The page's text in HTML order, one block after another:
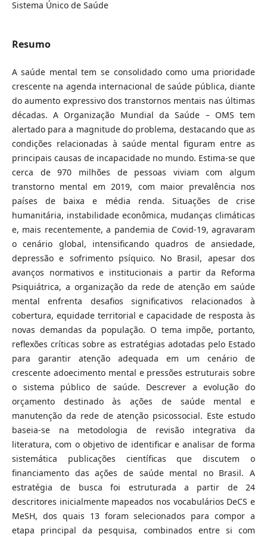
Sistema Único de Saúde
Resumo
A saúde mental tem se consolidado como uma prioridade
crescente na agenda internacional de saúde pública, diante
do aumento expressivo dos transtornos mentais nas últimas
décadas. A Organização Mundial da Saúde – OMS tem
alertado para a magnitude do problema, destacando que as
condições relacionadas à saúde mental figuram entre as
principais causas de incapacidade no mundo. Estima-se que
cerca de 970 milhões de pessoas viviam com algum
transtorno mental em 2019, com maior prevalência nos
países de baixa e média renda. Situações de crise
humanitária, instabilidade econômica, mudanças climáticas
e, mais recentemente, a pandemia de Covid-19, agravaram
o cenário global, intensificando quadros de ansiedade,
depressão e sofrimento psíquico. No Brasil, apesar dos
avanços normativos e institucionais a partir da Reforma
Psiquiátrica, a organização da rede de atenção em saúde
mental enfrenta desafios significativos relacionados à
cobertura, equidade territorial e capacidade de resposta às
novas demandas da população. O tema impõe, portanto,
reflexões críticas sobre as estratégias adotadas pelo Estado
para garantir atenção adequada em um cenário de
crescente adoecimento mental e pressões estruturais sobre
o sistema público de saúde. Descrever a evolução do
orçamento destinado às ações de saúde mental e
manutenção da rede de atenção psicossocial. Este estudo
baseia-se na metodologia de revisão integrativa da
literatura, com o objetivo de identificar e analisar de forma
sistemática publicações científicas que discutem o
financiamento das ações de saúde mental no Brasil. A
estratégia de busca foi estruturada a partir de 24
descritores inicialmente mapeados nos vocabulários DeCS e
MeSH, dos quais 13 foram selecionados para compor a
etapa principal da pesquisa, combinados entre si com